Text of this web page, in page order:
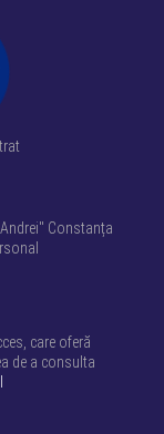
Constanța
care oferă
de a consulta